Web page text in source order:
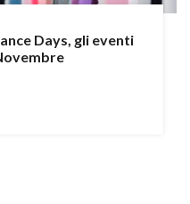
Days, gli eventi